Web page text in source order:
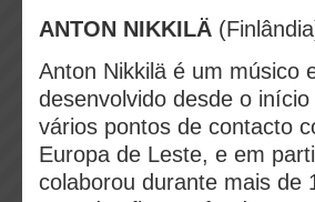
ANTON NIKKILÄ
Anton Nikkilä é um músico
desenvolvido desde o
vários pontos de contacto
Europa de Leste, e em
colaborou durante mais de